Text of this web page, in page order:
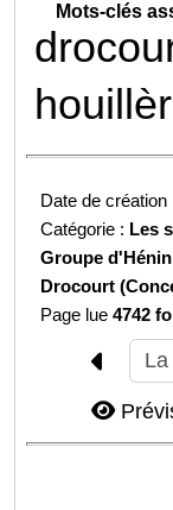
Mots-clés
Date de
Catégorie : Les
Groupe
Drocourt
Page lue4742